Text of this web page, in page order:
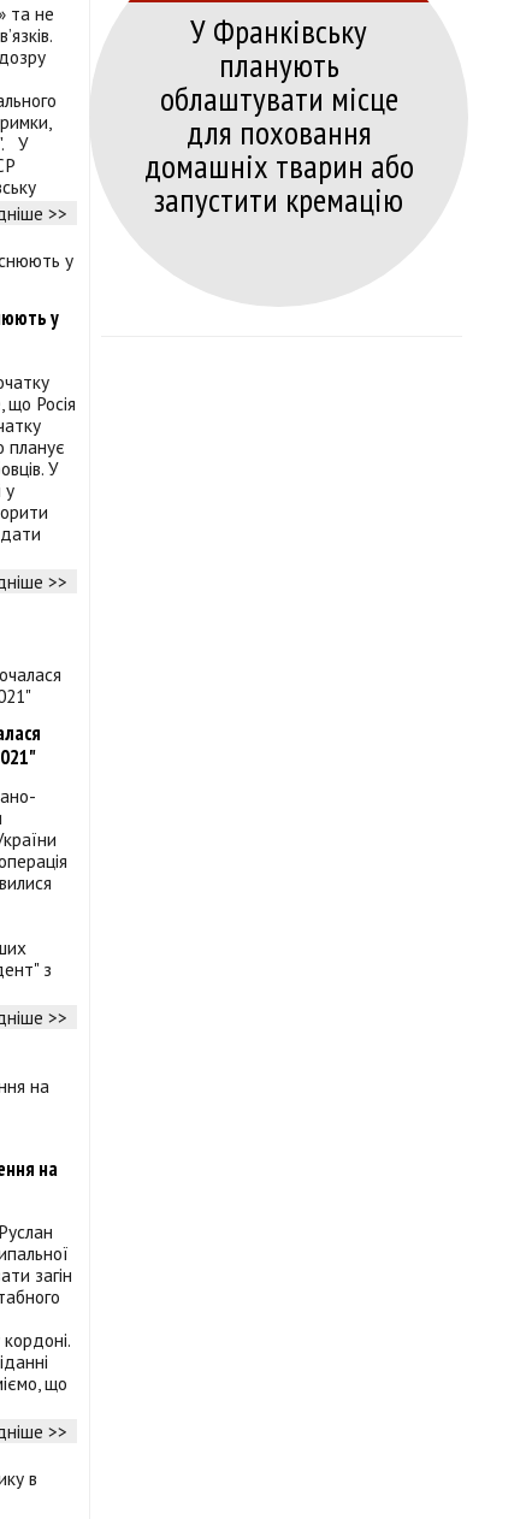
та не
У
>>
у
що Росія
планує
У
у
>>
з
>>
на
загін
що
>>
У Франківську
планують
облаштувати місце
для поховання
домашніх тварин або
запустити кремацію